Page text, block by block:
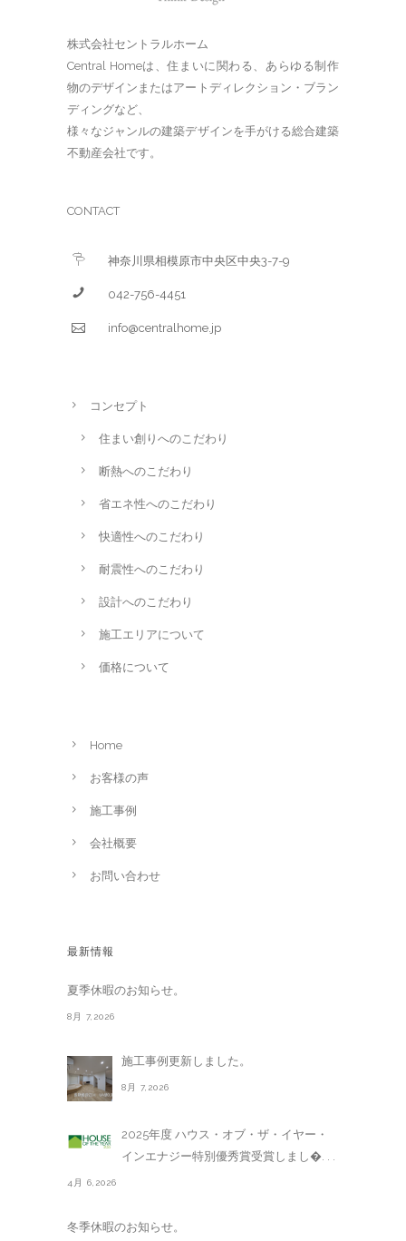
株式会社セントラルホーム
Central Homeは、住まいに関わる、あらゆる制作
物のデザインまたはアートディレクション・ブラン
ディングなど、
様々なジャンルの建築デザインを手がける総合建築
不動産会社です。
CONTACT
神奈川県相模原市中央区中央3-7-9
042-756-4451
info@centralhome.jp
コンセプト
住まい創りへのこだわり
断熱へのこだわり
省エネ性へのこだわり
快適性へのこだわり
耐震性へのこだわり
設計へのこだわり
施工エリアについて
価格について
Home
お客様の声
施工事例
会社概要
お問い合わせ
最新情報
夏季休暇のお知らせ。
8月 7,2026
施工事例更新しました。
8月 7,2026
2025年度 ハウス・オブ・ザ・イヤー・
インエナジー特別優秀賞受賞しまし�. . .
4月 6,2026
冬季休暇のお知らせ。